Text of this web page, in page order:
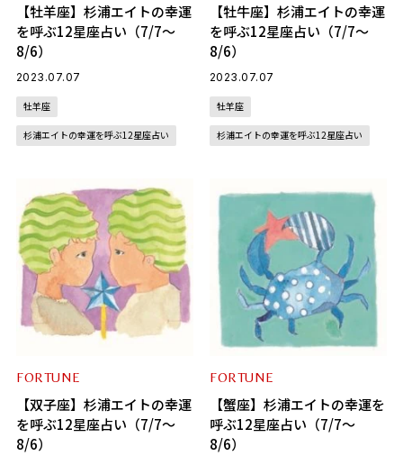
【牡羊座】杉浦エイトの幸運
を呼ぶ12星座占い（7/7～
8/6）
2023.07.07
牡羊座
杉浦エイトの幸運を呼ぶ12星座占い
【牡牛座】杉浦エイトの幸運
を呼ぶ12星座占い（7/7～
8/6）
2023.07.07
牡羊座
杉浦エイトの幸運を呼ぶ12星座占い
FORTUNE
【双子座】杉浦エイトの幸運
を呼ぶ12星座占い（7/7～
8/6）
FORTUNE
【蟹座】杉浦エイトの幸運を
呼ぶ12星座占い（7/7～
8/6）